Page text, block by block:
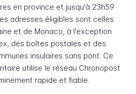
en province et jusqu'à 23h59
adresses éligibles sont celles
et de Monaco, à l'exception
des boîtes postales et des
insulaires sans pont. Ce
utilise le réseau Chronopost
rapide et fiable.